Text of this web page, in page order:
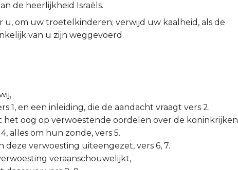
de heerlijkheid Israëls.
u, om uw troetelkinderen; verwijd uw kaalheid, als de
van u zijn weggevoerd.
1, en een inleiding, die de aandacht vraagt vers 2.
het oog op verwoestende oordelen over de koninkrijken
alles om hun zonde, vers 5.
deze verwoesting uiteengezet, vers 6, 7.
veraanschouwelijkt,